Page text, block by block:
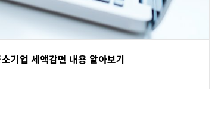
기업 세액감면 내용 알아보기